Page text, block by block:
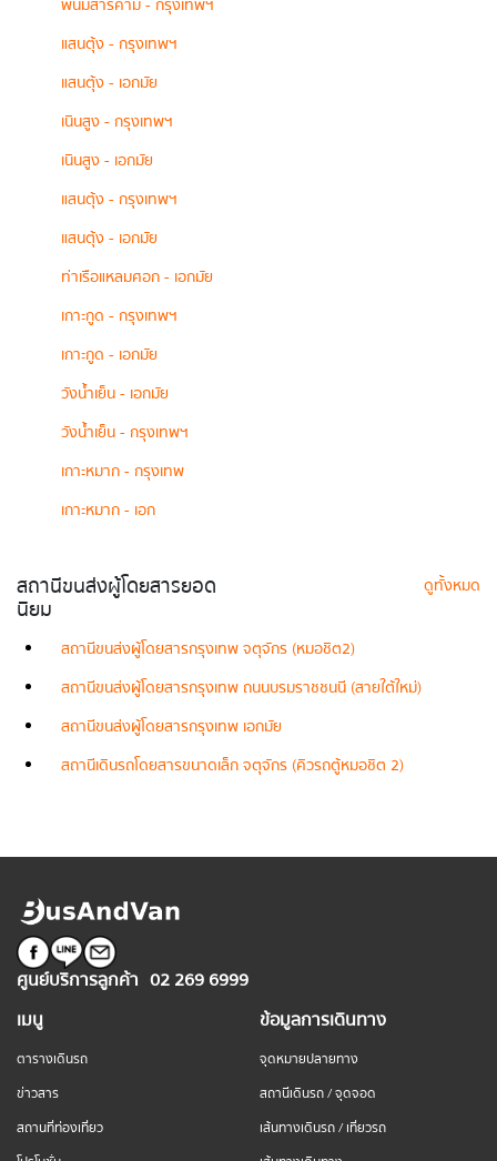
พนมสารคาม - กรุงเทพฯ
แสนตุ้ง - กรุงเทพฯ
แสนตุ้ง - เอกมัย
เนินสูง - กรุงเทพฯ
เนินสูง - เอกมัย
แสนตุ้ง - กรุงเทพฯ
แสนตุ้ง - เอกมัย
ท่าเรือแหลมศอก - เอกมัย
เกาะกูด - กรุงเทพฯ
เกาะกูด - เอกมัย
วังน้ำเย็น - เอกมัย
วังน้ำเย็น - กรุงเทพฯ
เกาะหมาก - กรุงเทพ
เกาะหมาก - เอก
สถานีขนส่งผู้โดยสารยอด
นิยม
ดูทั้งหมด
สถานีขนส่งผู้โดยสารกรุงเทพ จตุจักร (หมอชิต2)
สถานีขนส่งผู้โดยสารกรุงเทพ ถนนบรมราชชนนี (สายใต้ใหม่)
สถานีขนส่งผู้โดยสารกรุงเทพ เอกมัย
สถานีเดินรถโดยสารขนาดเล็ก จตุจักร (คิวรถตู้หมอชิต 2)
ศูนย์บริการลูกค้า 02 269 6999
เมนู
ตารางเดินรถ
ข่าวสาร
สถานที่ท่องเที่ยว
ข้อมูลการเดินทาง
จุดหมายปลายทาง
สถานีเดินรถ / จุดจอด
เส้นทางเดินรถ / เที่ยวรถ